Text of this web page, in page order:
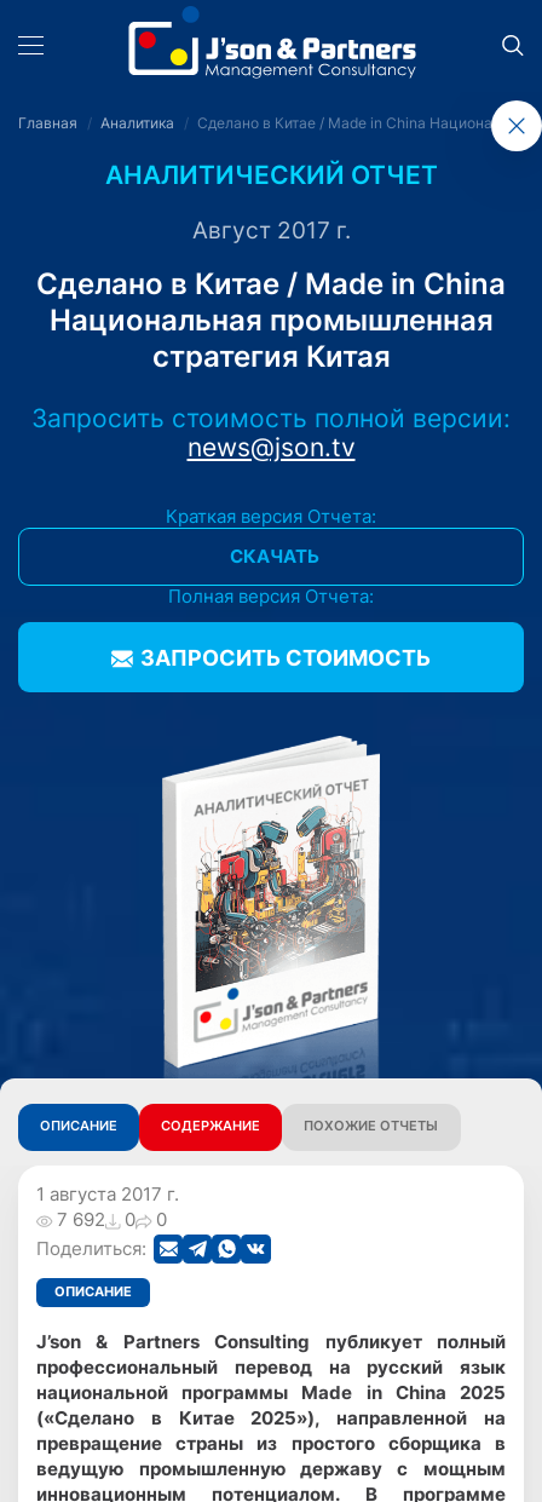
Главная Аналитика Сделано в Китае / Made in China
АНАЛИТИЧЕСКИЙ ОТЧЕТ
Август 2017 г.
Сделано в Китае / Made in China
Национальная промышленная
стратегия Китая
Запросить стоимость полной версии:
news@json.tv
Краткая версия Отчета:
СКАЧАТЬ
Полная версия Отчета:
ЗАПРОСИТЬ CТОИМОСТЬ
ОПИСАНИЕ СОДЕРЖАНИЕ ПОХОЖИЕ ОТЧЕТЫ
1 августа 2017 г.
7 692
0
0
Поделиться:
ОПИСАНИЕ
J’son & Partners Consulting публикует полный
профессиональный перевод на русский язык
национальной программы Made in China 2025
(«Сделано в Китае 2025»), направленной на
превращение страны из простого сборщика в
ведущую промышленную державу с мощным
инновационным потенциалом. В программе